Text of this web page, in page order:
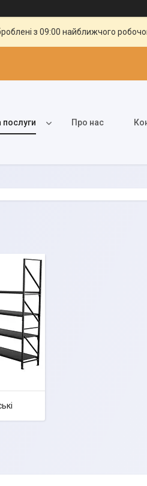
з 09:00 найближчого
послуги Про нас